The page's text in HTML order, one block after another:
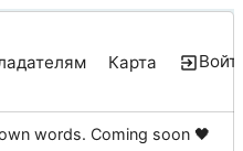
Карта
words. Coming soon 🖤